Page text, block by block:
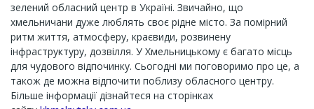
зелений обласний центр в Україні. Звичайно, що
хмельничани дуже люблять своє рідне місто. За помірний
ритм життя, атмосферу, краєвиди, розвинену
інфраструктуру, дозвілля. У Хмельницькому є багато місць
для чудового відпочинку. Сьогодні ми поговоримо про це, а
також де можна відпочити поблизу обласного центру.
Більше інформації дізнайтеся на сторінках